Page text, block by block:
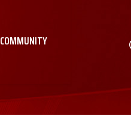
COMMUNITY